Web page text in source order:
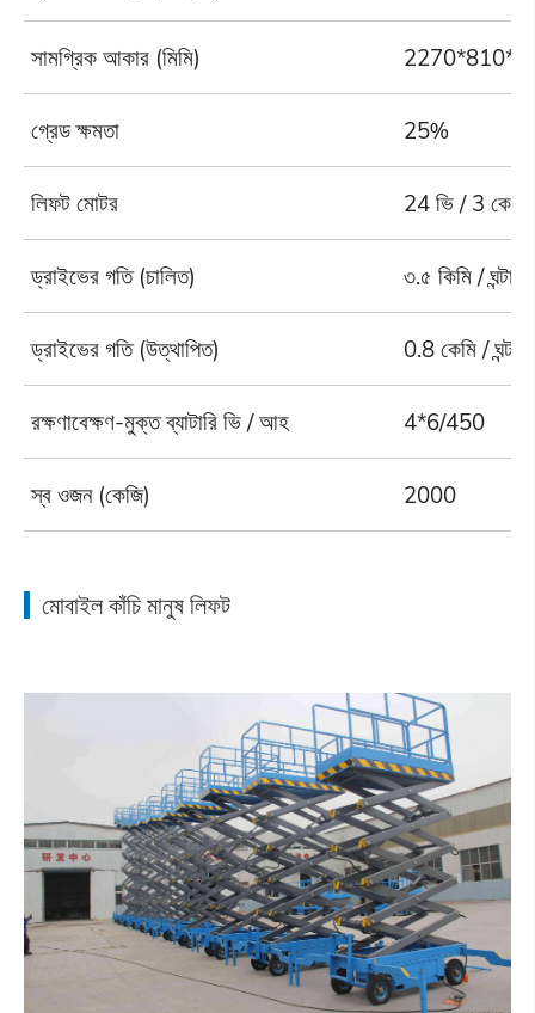
সামগ্রিক আকার (মিমি)
গ্রেড ক্ষমতা 25%
লিফট মোটর 24 ভি / 3
ড্রাইভের গতি (চালিত) ৩.৫ কিমি / ঘন্টা
ড্রাইভের গতি (উত্থাপিত) 0.8 কেমি / ঘন্টা
রক্ষণাবেক্ষণ-মুক্ত ব্যাটারি ভি / আহ 4*6/450
স্ব ওজন (কেজি) 2000
মোবাইল কাঁচি মানুষ লিফট